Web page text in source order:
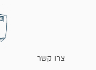
צרו קשר